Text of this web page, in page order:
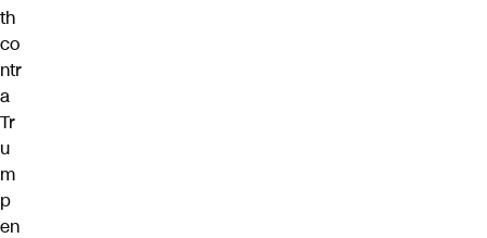
th
co
ntr
a
Tr
u
m
p
en